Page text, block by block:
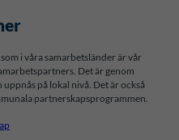
i våra samarbetsländer är vår
Det är genom
på lokal nivå. Det är också
partnerskapsprogrammen.